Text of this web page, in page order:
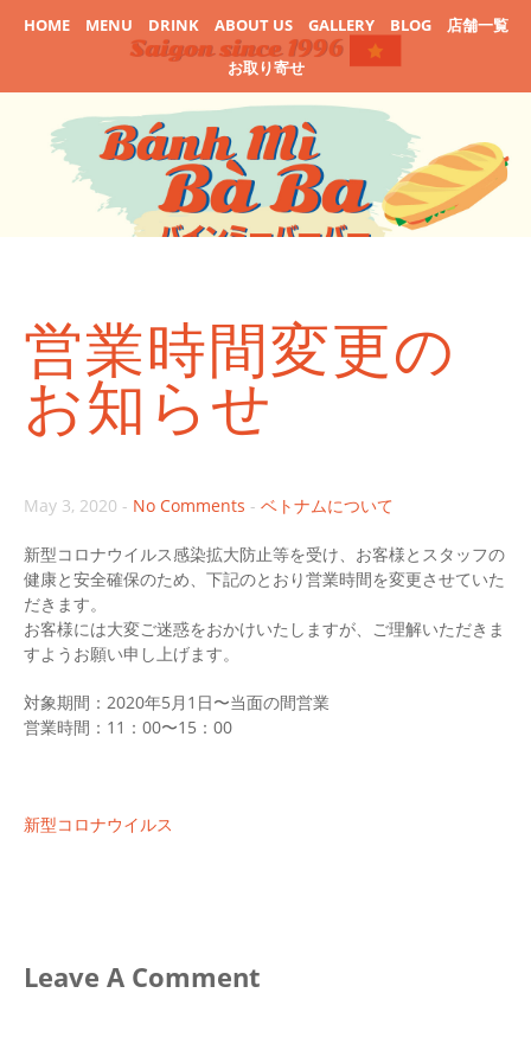
HOME MENU DRINK ABOUT US GALLERY BLOG
店舗一覧
お取り寄せ
営業時間変更の
お知らせ
May 3, 2020 - No Comments - ベトナムについて
新型コロナウイルス感染拡大防止等を受け、お客様とスタッフの
健康と安全確保のため、下記のとおり営業時間を変更させていた
だきます。
お客様には大変ご迷惑をおかけいたしますが、ご理解いただきま
すようお願い申し上げます。
対象期間：2020年5月1日〜当面の間営業
営業時間：11：00〜15：00
新型コロナウイルス
Leave A Comment